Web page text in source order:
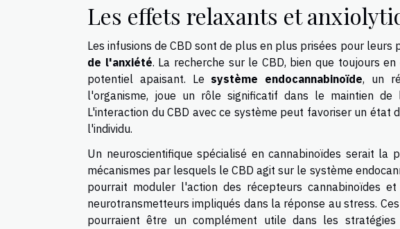
Les effets relaxants et
Les infusions de CBD sont de plus en plus prisées pour
de l'anxiété. La recherche sur le CBD, bien que toujours
potentiel apaisant. Le système endocannabinoïde, un
l'organisme, joue un rôle significatif dans le maintien de
L'interaction du CBD avec ce système peut favoriser un état
l'individu.
Un neuroscientifique spécialisé en cannabinoïdes serait
mécanismes par lesquels le CBD agit sur le système
pourrait moduler l'action des récepteurs cannabinoïdes
neurotransmetteurs impliqués dans la réponse au stress.
pourraient être un complément utile dans les